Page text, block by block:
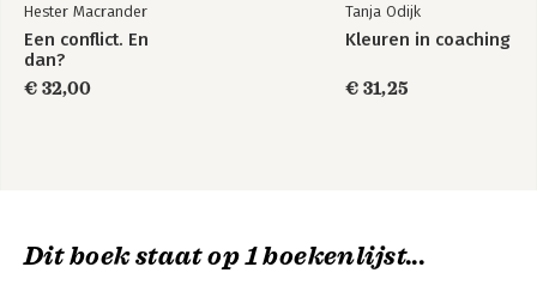
Hester Macrander
Een conflict. En
dan?
€ 32,00
Tanja Odijk
Kleuren in coaching
€ 31,25
Dit boek staat op 1 boekenlijst...